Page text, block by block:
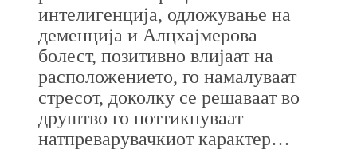
интелигенција, одложување на
деменција и Алцхајмерова
болест, позитивно влијаат на
расположението, го намалуваат
стресот, доколку се решаваат во
друштво го поттикнуваат
натпреварувачкиот карактер…